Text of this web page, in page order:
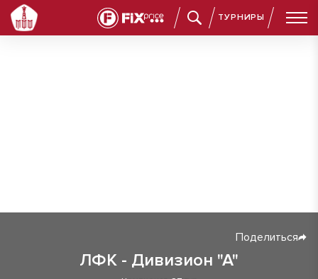
ТУРНИРЫ
ЛФК - Дивизион "А"
Поделиться